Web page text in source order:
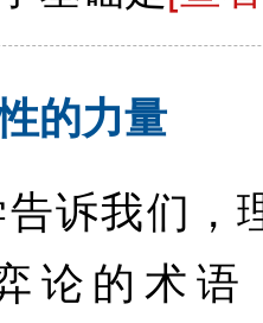
的力量
我们，
论的术语